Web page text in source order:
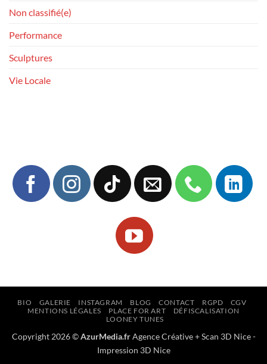
Non classifié(e)
Performance
Sculptures
Vie Locale
BIO GALERIE INSTAGRAM BLOG CONTACT RGPD
CGV
MENTIONS LÉGALES
PLACE FOR ART
DÉFISCALISATION
LOONEY TUNES
Copyright 2026 ©AzurMedia.fr Agence Créative+Scan 3D Nice-
Impression 3D Nice